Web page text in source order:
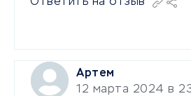
Артем
12 марта 2024 в